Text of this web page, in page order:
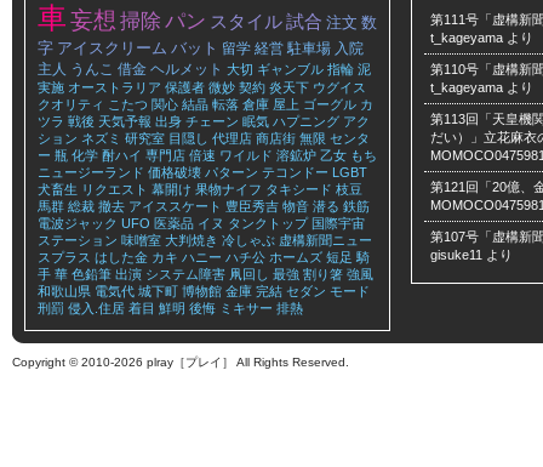
車妄想 掃除 パン スタイル試合 注文 数
字 アイスクリーム バット 留学 経営 駐車場 入院
主人 うんこ 借金 ヘルメット 大切 ギャンブル 指輪 泥
実施 オーストラリア 保護者 微妙 契約 炎天下 ウグイス
クオリティ こたつ 関心 結晶 転落 倉庫 屋上 ゴーグル カ
ツラ 戦後 天気予報 出身 チェーン 眠気 ハプニング アク
ション ネズミ 研究室 目隠し 代理店 商店街 無限 センタ
ー 瓶 化学 酎ハイ 専門店 倍速 ワイルド 溶鉱炉 乙女 もち
ニュージーランド 価格破壊 パターン テコンドー LGBT
犬畜生 リクエスト 幕開け 果物ナイフ タキシード 枝豆
馬群 総裁 撤去 アイススケート 豊臣秀吉 物音 潜る 鉄筋
電波ジャック UFO 医薬品 イヌ タンクトップ 国際宇宙
ステーション 味噌室 大判焼き 冷しゃぶ 虚構新聞ニュー
スプラス はした金 カキ ハニー ハチ公 ホームズ 短足 騎
手 華 色鉛筆 出演 システム障害 凧回し 最強 割り箸 強風
和歌山県 電気代 城下町 博物館 金庫 完結 セダン モード
刑罰 侵入.住居 着目 鮮明 後悔 ミキサー 排熱
第111号「虚構新
t_kageyama より
第110号「虚構新
t_kageyama より
第113回「天皇機
だい）」立花麻衣
第121回「20億、
第107号「虚構新
gisuke11 より
Copyright © 2010-2026 plray［プレイ］ All Rights Reserved.